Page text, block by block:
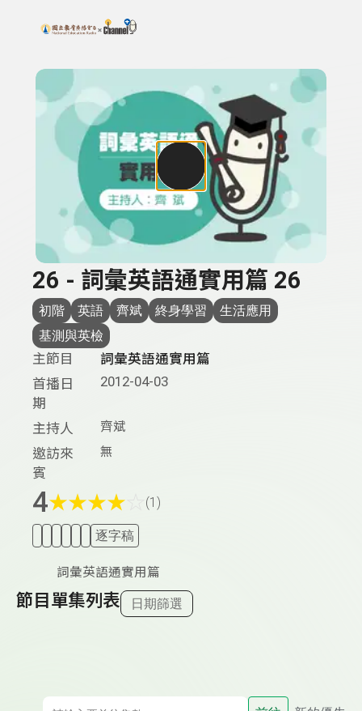
上方功能區塊
搜尋關鍵字：可輸入節目名稱、主持人或關鍵字
26 - 詞彙英語通實用篇 26
初階 英語 齊斌 終身學習
生活應用
基測與英檢
主節目
詞彙英語通實用篇
首播日
期
2012-04-03
主持人 齊斌
邀訪來
賓
無
4★★★★ (1)
逐字稿
詞彙英語通實用篇
節目單集列表 日期篩選